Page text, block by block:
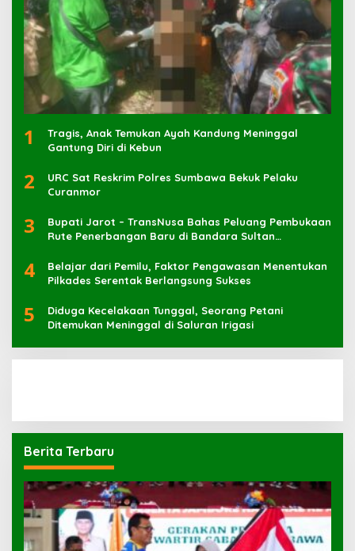
1
Tragis, Anak Temukan Ayah Kandung Meninggal
Gantung Diri di Kebun
2
URC Sat Reskrim Polres Sumbawa Bekuk Pelaku
3
Bupati Jarot – TransNusa Bahas Peluang Pembukaan
Rute Penerbangan Baru di Bandara Sultan
4
Belajar dari Pemilu, Faktor Pengawasan Menentukan
Pilkades Serentak Berlangsung Sukses
5
Diduga Kecelakaan Tunggal, Seorang Petani
Ditemukan Meninggal di Saluran Irigasi
Berita Terbaru